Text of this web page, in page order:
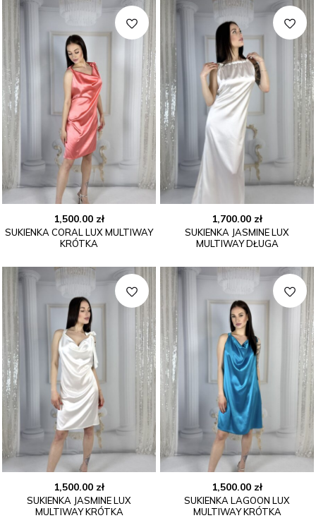
1,500.00 zł
SUKIENKA CORAL LUX MULTIWAY
KRÓTKA
1,700.00 zł
SUKIENKA JASMINE LUX
MULTIWAY DŁUGA
1,500.00 zł
SUKIENKA JASMINE LUX
MULTIWAY KRÓTKA
1,500.00 zł
SUKIENKA LAGOON LUX
MULTIWAY KRÓTKA